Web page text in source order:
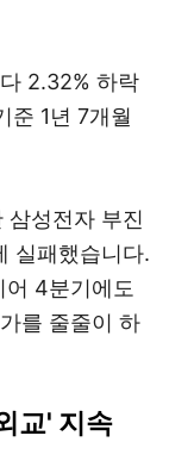
2.32% 하락
준 1년 7개월
성전자 부진
실패했습니다.
4분기에도
를 줄줄이 하
교' 지속